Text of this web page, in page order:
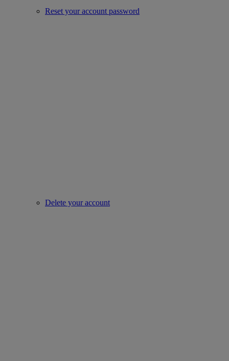
Reset your account password
Delete your account